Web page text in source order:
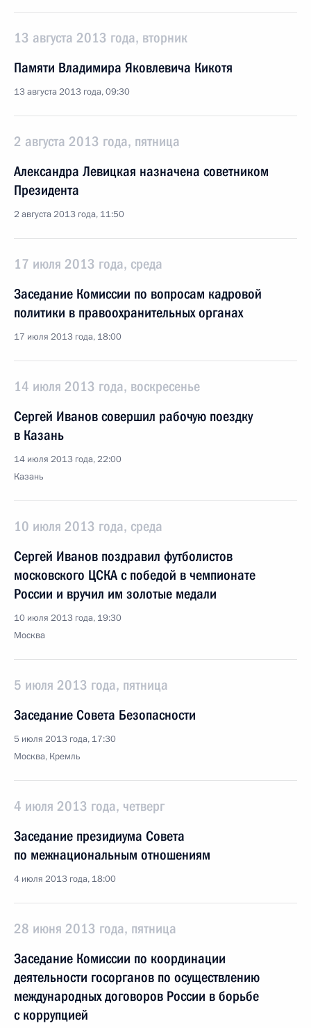
13 августа 2013 года, вторник
Памяти Владимира Яковлевича Кикотя
13 августа 2013 года, 09:30
2 августа 2013 года, пятница
Александра Левицкая назначена советником
Президента
2 августа 2013 года, 11:50
17 июля 2013 года, среда
Заседание Комиссии по вопросам кадровой
политики в правоохранительных органах
17 июля 2013 года, 18:00
14 июля 2013 года, воскресенье
Сергей Иванов совершил рабочую поездку
в Казань
14 июля 2013 года, 22:00
Казань
10 июля 2013 года, среда
Сергей Иванов поздравил футболистов
московского ЦСКА с победой в чемпионате
России и вручил им золотые медали
10 июля 2013 года, 19:30
Москва
5 июля 2013 года, пятница
Заседание Совета Безопасности
5 июля 2013 года, 17:30
Москва, Кремль
4 июля 2013 года, четверг
Заседание президиума Совета
по межнациональным отношениям
4 июля 2013 года, 18:00
28 июня 2013 года, пятница
Заседание Комиссии по координации
деятельности госорганов по осуществлению
международных договоров России в борьбе
с коррупцией